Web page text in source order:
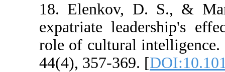
18. Elenkov,
expatriate
role of cultural
44(4), 357-369.